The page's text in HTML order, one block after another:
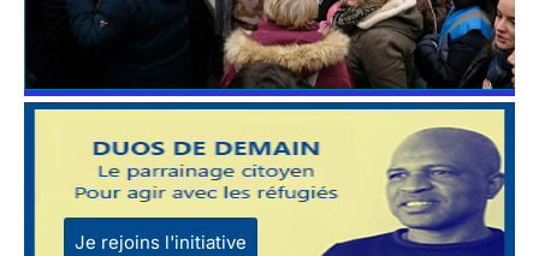
Je rejoins l'initiative